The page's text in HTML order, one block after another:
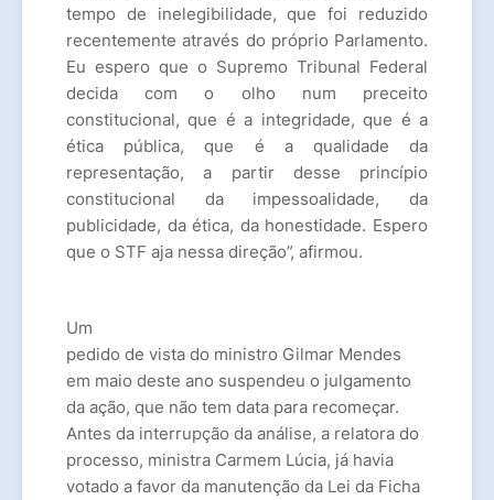
tempo de inelegibilidade, que foi reduzido
recentemente através do próprio Parlamento.
Eu espero que o Supremo Tribunal Federal
decida com o olho num preceito
constitucional, que é a integridade, que é a
ética pública, que é a qualidade da
representação, a partir desse princípio
constitucional da impessoalidade, da
publicidade, da ética, da honestidade. Espero
que o STF aja nessa direção”, afirmou.
Um
pedido de vista do ministro Gilmar Mendes
em maio deste ano suspendeu o julgamento
da ação, que não tem data para recomeçar.
Antes da interrupção da análise, a relatora do
processo, ministra Carmem Lúcia, já havia
votado a favor da manutenção da Lei da Ficha